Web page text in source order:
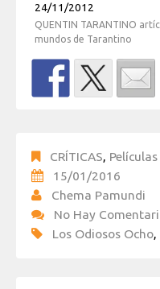
24/11/2012
QUENTIN TARANTINO
mundos de Tarantino
CRÍTICAS,
15/01/2016
Chema Pamundi
No Hay
Los Odiosos Ocho,